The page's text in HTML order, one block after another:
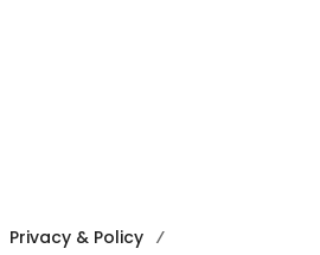
Privacy & Policy